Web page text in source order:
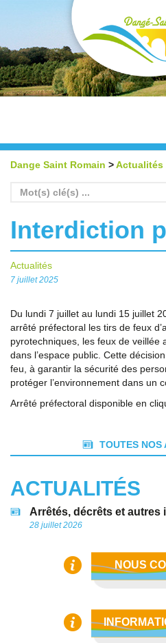
Dange Saint Romain >Actualités
Search
Interdiction
Actualités
7 juillet 2025
Du lundi 7 juillet au lundi 15 juillet
arrêté préfectoral les tirs de feux
pyrotechniques, les feux de veillée
dans l’espace public. Cette
feu, à garantir la sécurité des
protéger l’environnement dans un
Arrêté préfectoral disponible en
TOUTES NOS
ACTUALITÉS
Arrêtés, décrêts et autres
28 juillet 2026
NOUS